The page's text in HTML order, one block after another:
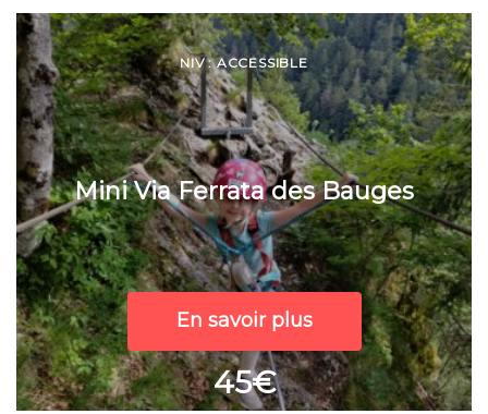
NIV : ACCESSIBLE
Mini Via Ferrata des Bauges
En savoir plus
45€